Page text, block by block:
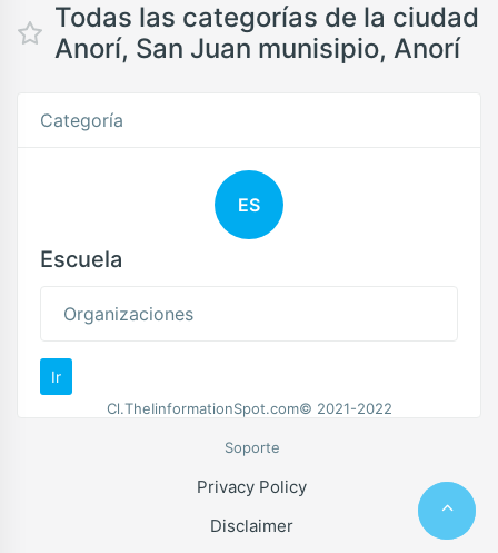
Todas las categorías de la ciudad
Anorí, San Juan munisipio, Anorí
Categoría
ES
Escuela
Organizaciones
Ir
Cl.TheIinformationSpot.com© 2021-2022
Soporte
Privacy Policy
Disclaimer